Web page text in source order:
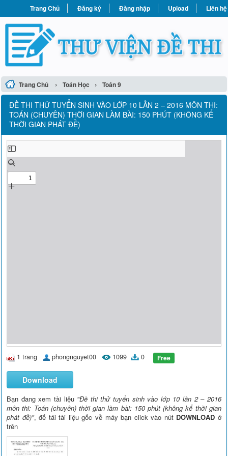
Trang Chủ Đăng ký Đăng nhập Upload Liên hệ
Trang Chủ › Toán Học › Toán 9
ĐỀ THI THỬ TUYỂN SINH VÀO LỚP 10 LẦN 2 – 2016 MÔN THI:
TOÁN (CHUYÊN) THỜI GIAN LÀM BÀI: 150 PHÚT (KHÔNG KỂ
THỜI GIAN PHÁT ĐỀ)
1 trang phongnguyet00 1099 0 Free
Download
Bạn đang xem tài liệu "Đề thi thử tuyển sinh vào lớp 10 lần 2 – 2016
môn thi: Toán (chuyên) thời gian làm bài: 150 phút (không kể thời gian
phát đề)", để tải tài liệu gốc về máy bạn click vào nút DOWNLOAD ở
trên